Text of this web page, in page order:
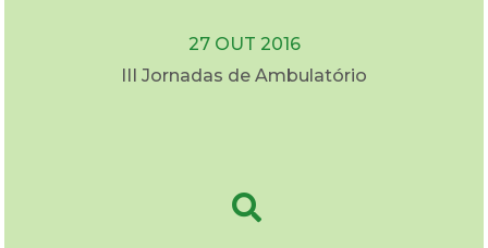
27 OUT 2016
III Jornadas de Ambulatório